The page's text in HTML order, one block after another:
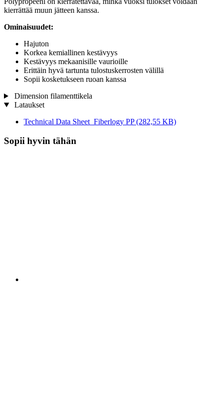
kierrättää muun jätteen kanssa.
Ominaisuudet:
Hajuton
Korkea kemiallinen kestävyys
Kestävyys mekaanisille vaurioille
Erittäin hyvä tartunta tulostuskerrosten välillä
Sopii kosketukseen ruoan kanssa
Dimension filamenttikela
Lataukset
Technical Data Sheet_Fiberlogy PP(282,55 KB)
Sopii hyvin tähän